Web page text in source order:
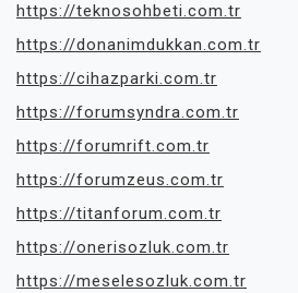
https://teknosohbeti.com.tr
https://donanimdukkan.com.tr
https://cihazparki.com.tr
https://forumsyndra.com.tr
https://forumrift.com.tr
https://forumzeus.com.tr
https://titanforum.com.tr
https://onerisozluk.com.tr
https://meselesozluk.com.tr